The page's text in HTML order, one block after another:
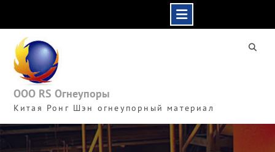
content
ООО RS Огнеупоры
Китая Ронг Шэн огнеупорный материал